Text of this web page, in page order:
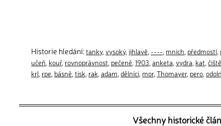
Historie hledání:tanky, vysoký, jihlavě ---- mnich předmostí
učeň kouř, rovnoprávnost pečeně 1903 anketa vydra kat
krl rpe básně tisk rak adam dělníci mor, Thomayer, pero
Všechny historické